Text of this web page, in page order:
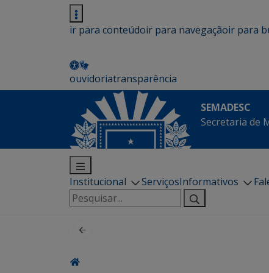
ir para conteúdoir para navegaçãoir para
ouvidoriatransparência
SEMADESC
Secretaria de
Institucional ServiçosInformativos
Pesquisar
por: